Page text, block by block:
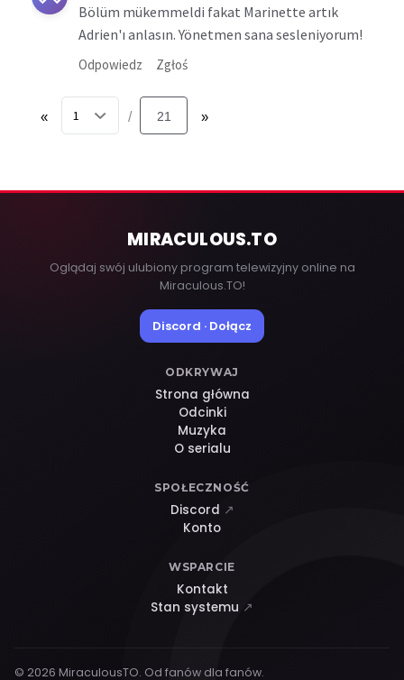
Bölüm mükemmeldi fakat Marinette artık
Adrien'ı anlasın. Yönetmen sana sesleniyorum!
Odpowiedz Zgłoś
« / 21 »
MIRACULOUS.TO
Oglądaj swój ulubiony program telewizyjny online na
Miraculous.TO!
Discord · Dołącz
ODKRYWAJ
Strona główna
Odcinki
Muzyka
O serialu
SPOŁECZNOŚĆ
Discord ↗
Konto
WSPARCIE
Kontakt
Stan systemu ↗
© 2026 MiraculousTO. Od fanów dla fanów.